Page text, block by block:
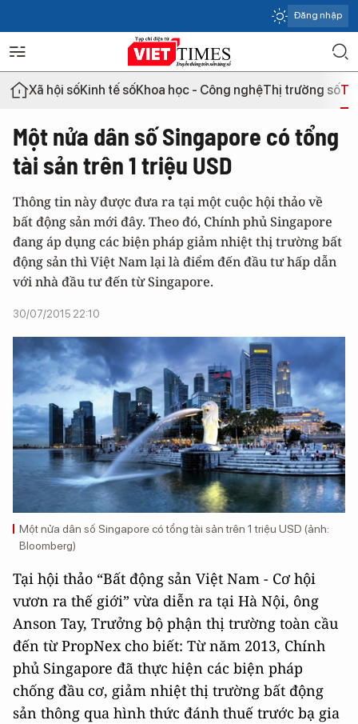
Đăng nhập
Xã hội sốKinh tế sốKhoa học - Công nghệThị trường số
Một nửa dân số Singapore có tổng
tài sản trên 1 triệu USD
Thông tin này được đưa ra tại một cuộc hội thảo về
bất động sản mới đây. Theo đó, Chính phủ Singapore
đang áp dụng các biện pháp giảm nhiệt thị trường bất
động sản thì Việt Nam lại là điểm đến đầu tư hấp dẫn
với nhà đầu tư đến từ Singapore.
30/07/2015 22:10
Một nửa dân số Singapore có tổng tài sản trên 1 triệu USD (ảnh:
Bloomberg)
Tại hội thảo “Bất động sản Việt Nam - Cơ hội
vươn ra thế giới” vừa diễn ra tại Hà Nội, ông
Anson Tay, Trưởng bộ phận thị trường toàn cầu
đến từ PropNex cho biết: Từ năm 2013, Chính
phủ Singapore đã thực hiện các biện pháp
chống đầu cơ, giảm nhiệt thị trường bất động
sản thông qua hình thức đánh thuế trước bạ gia